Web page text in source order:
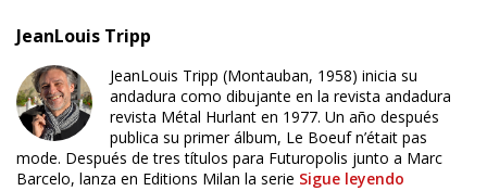
JeanLouis Tripp
JeanLouis Tripp (Montauban, 1958) inicia su
andadura como dibujante en la revista andadura
revista Métal Hurlant en 1977. Un año después
publica su primer álbum, Le Boeuf n’était pas
mode. Después de tres títulos para Futuropolis junto a Marc
Barcelo, lanza en Editions Milan la serie Sigue leyendo
ÚLTIMO NÚMERO PUBLICADO